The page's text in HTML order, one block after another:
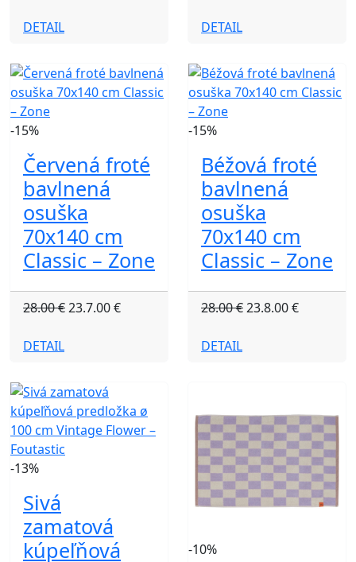
DETAIL DETAIL
-15%
Červená froté
bavlnená
osuška
70x140 cm
Classic – Zone
28.00 €23.7.00 €
DETAIL
-15%
Béžová froté
bavlnená
osuška
70x140 cm
Classic – Zone
28.00 €23.8.00 €
DETAIL
-13%
Sivá
zamatová
kúpeľňová
-10%